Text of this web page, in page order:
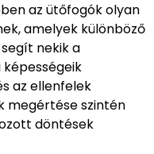
az ütőfogók olyan
amelyek különböző
nekik a
az ellenfelek
megértése szintén
döntések